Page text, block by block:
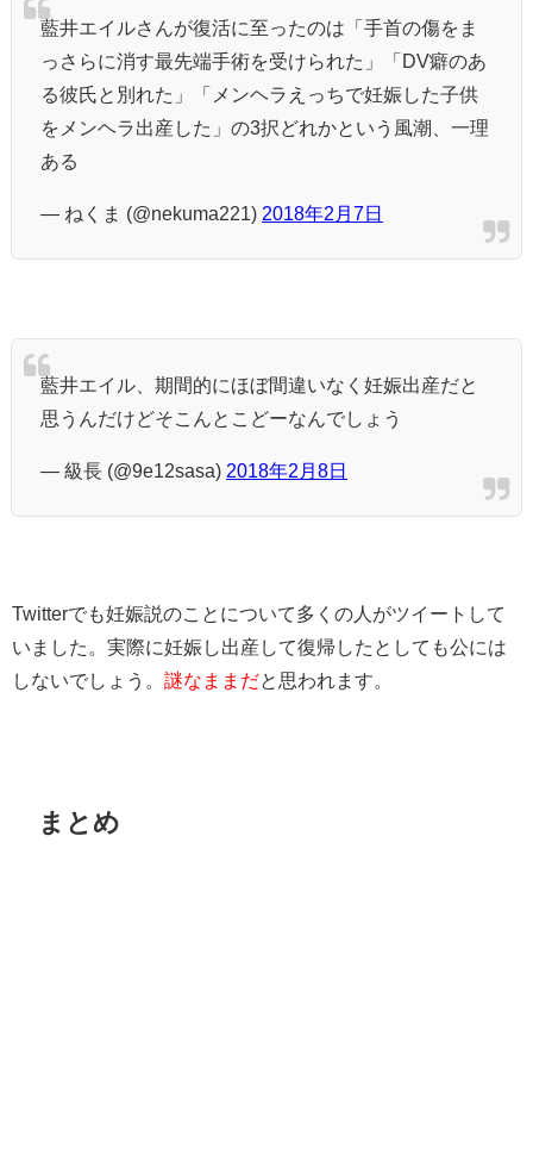
藍井エイルさんが復活に至ったのは「手首の傷をま
っさらに消す最先端手術を受けられた」「DV癖のあ
る彼氏と別れた」「メンヘラえっちで妊娠した子供
をメンヘラ出産した」の3択どれかという風潮、一理
ある
— ねくま (@nekuma221) 2018年2月7日
藍井エイル、期間的にほぼ間違いなく妊娠出産だと
思うんだけどそこんとこどーなんでしょう
— 級長 (@9e12sasa) 2018年2月8日
Twitterでも妊娠説のことについて多くの人がツイートして
いました。実際に妊娠し出産して復帰したとしても公には
しないでしょう。 謎なままだと思われます。
まとめ